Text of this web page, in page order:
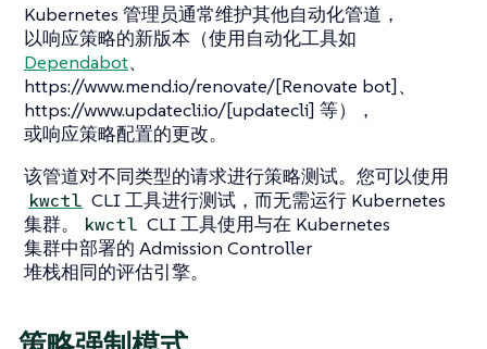
Kubernetes 管理员通常维护其他自动化管道，
以响应策略的新版本（使用自动化工具如
Dependabot、
https://www.mend.io/renovate/[Renovate bot]、
https://www.updatecli.io/[updatecli] 等），
或响应策略配置的更改。
该管道对不同类型的请求进行策略测试。您可以使用
kwctl CLI 工具进行测试，而无需运行 Kubernetes
集群。
kwctl CLI 工具使用与在 Kubernetes
集群中部署的 Admission Controller
堆栈相同的评估引擎。